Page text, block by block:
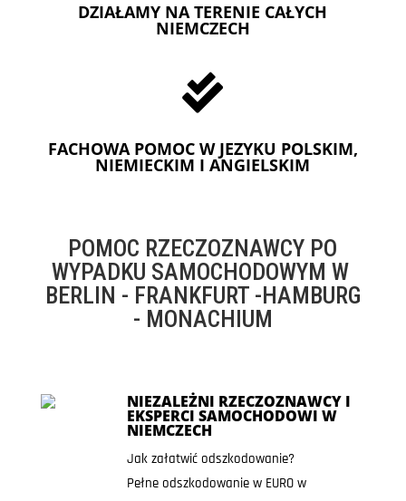
DZIAŁAMY NA TERENIE CAŁYCH
NIEMCZECH

FACHOWA POMOC W JEZYKU POLSKIM,
NIEMIECKIM I ANGIELSKIM
POMOC RZECZOZNAWCY PO
WYPADKU SAMOCHODOWYM W
BERLIN - FRANKFURT -HAMBURG
- MONACHIUM
NIEZALEŻNI RZECZOZNAWCY I
EKSPERCI SAMOCHODOWI W
NIEMCZECH
Jak załatwić odszkodowanie?
Pełne odszkodowanie w EURO w